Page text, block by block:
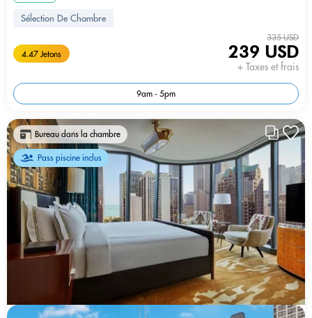
Sélection De Chambre
4.47 Jetons
335 USD
239 USD
+ Taxes et frais
9am - 5pm
Bureau dans la chambre
Pass piscine inclus